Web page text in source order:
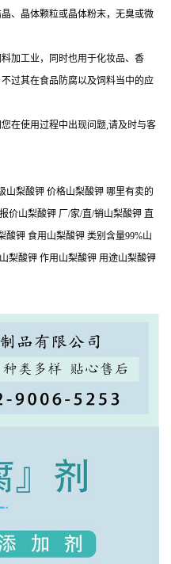
、晶体颗粒或晶体粉末，无臭或微
加工业，同时也用于化妆品、香
过其在食品防腐以及饲料当中的应
在使用过程中出现问题,请及时与客
山梨酸钾 价格山梨酸钾 哪里有卖的
价山梨酸钾 厂/家/直/销山梨酸钾 直
钾 食用山梨酸钾 类别含量99%山
梨酸钾 作用山梨酸钾 用途山梨酸钾